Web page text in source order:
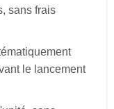
sans frais
le lancement